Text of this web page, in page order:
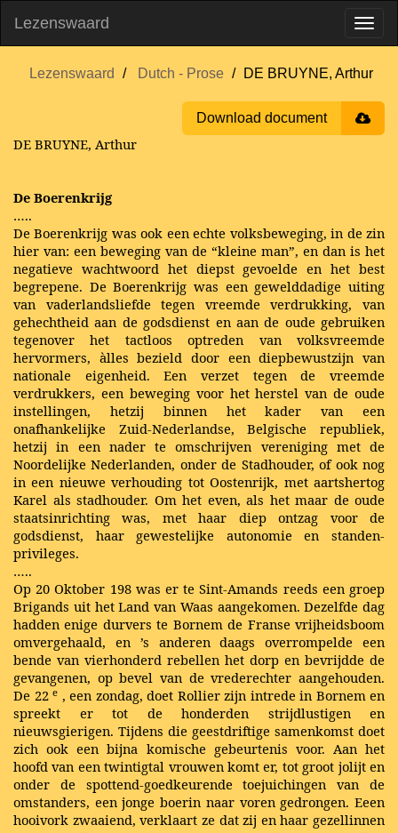
Lezenswaard
Lezenswaard Dutch - Prose DE BRUYNE, Arthur
Download document
DE BRUYNE, Arthur
De Boerenkrijg
…..
De Boerenkrijg was ook een echte volksbeweging, in de zin
hier van: een beweging van de “kleine man”, en dan is het
negatieve wachtwoord het diepst gevoelde en het best
begrepene. De Boerenkrijg was een gewelddadige uiting
van vaderlandsliefde tegen vreemde verdrukking, van
gehechtheid aan de godsdienst en aan de oude gebruiken
tegenover het tactloos optreden van volksvreemde
hervormers, àlles bezield door een diepbewustzijn van
nationale eigenheid. Een verzet tegen de vreemde
verdrukkers, een beweging voor het herstel van de oude
instellingen, hetzij binnen het kader van een
onafhankelijke Zuid-Nederlandse, Belgische republiek,
hetzij in een nader te omschrijven vereniging met de
Noordelijke Nederlanden, onder de Stadhouder, of ook nog
in een nieuwe verhouding tot Oostenrijk, met aartshertog
Karel als stadhouder. Om het even, als het maar de oude
staatsinrichting was, met haar diep ontzag voor de
godsdienst, haar gewestelijke autonomie en standen-
privileges.
…..
Op 20 Oktober 198 was er te Sint-Amands reeds een groep
Brigands uit het Land van Waas aangekomen. Dezelfde dag
hadden enige durvers te Bornem de Franse vrijheidsboom
omvergehaald, en ’s anderen daags overrompelde een
bende van vierhonderd rebellen het dorp en bevrijdde de
gevangenen, op bevel van de vrederechter aangehouden.
De 22 e , een zondag, doet Rollier zijn intrede in Bornem en
spreekt er tot de honderden strijdlustigen en
nieuwsgierigen. Tijdens die geestdriftige samenkomst doet
zich ook een bijna komische gebeurtenis voor. Aan het
hoofd van een twintigtal vrouwen komt er, tot groot jolijt en
onder de spottend-goedkeurende toejuichingen van de
omstanders, een jonge boerin naar voren gedrongen. Eeen
hooivork zwaaiend, verklaart ze dat zij en haar gezellinnen